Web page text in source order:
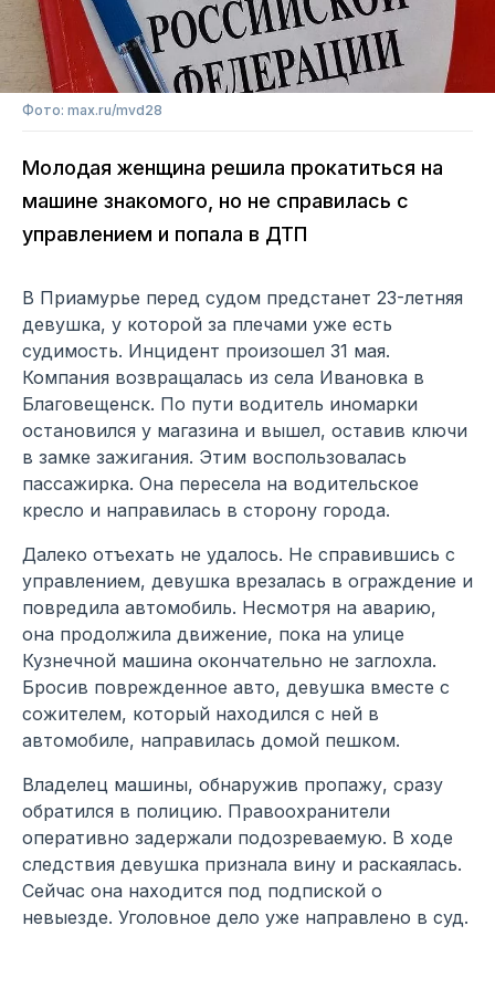
Фото: max.ru/mvd28
Молодая женщина решила прокатиться на
машине знакомого, но не справилась с
управлением и попала в ДТП
В Приамурье перед судом предстанет 23-летняя
девушка, у которой за плечами уже есть
судимость. Инцидент произошел 31 мая.
Компания возвращалась из села Ивановка в
Благовещенск. По пути водитель иномарки
остановился у магазина и вышел, оставив ключи
в замке зажигания. Этим воспользовалась
пассажирка. Она пересела на водительское
кресло и направилась в сторону города.
Далеко отъехать не удалось. Не справившись с
управлением, девушка врезалась в ограждение и
повредила автомобиль. Несмотря на аварию,
она продолжила движение, пока на улице
Кузнечной машина окончательно не заглохла.
Бросив поврежденное авто, девушка вместе с
сожителем, который находился с ней в
автомобиле, направилась домой пешком.
Владелец машины, обнаружив пропажу, сразу
обратился в полицию. Правоохранители
оперативно задержали подозреваемую. В ходе
следствия девушка признала вину и раскаялась.
Сейчас она находится под подпиской о
невыезде. Уголовное дело уже направлено в суд.